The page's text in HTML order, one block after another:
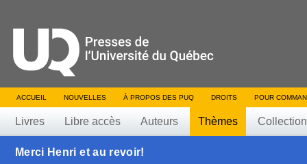
ACCUEIL NOUVELLES À PROPOS DES PUQ DROITS POUR
Livres Libre accès Auteurs Thèmes
Merci Henri et au revoir!